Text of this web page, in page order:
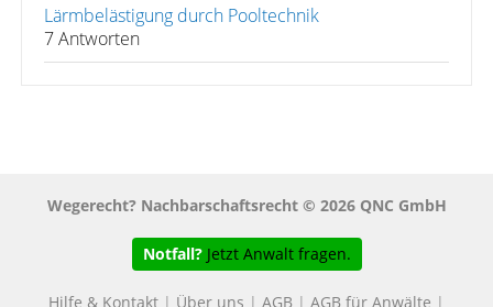
Lärmbelästigung durch Pooltechnik
7 Antworten
Wegerecht? Nachbarschaftsrecht © 2026 QNC GmbH
Notfall? Jetzt Anwalt fragen.
Hilfe & Kontakt | Über uns | AGB | AGB für Anwälte |